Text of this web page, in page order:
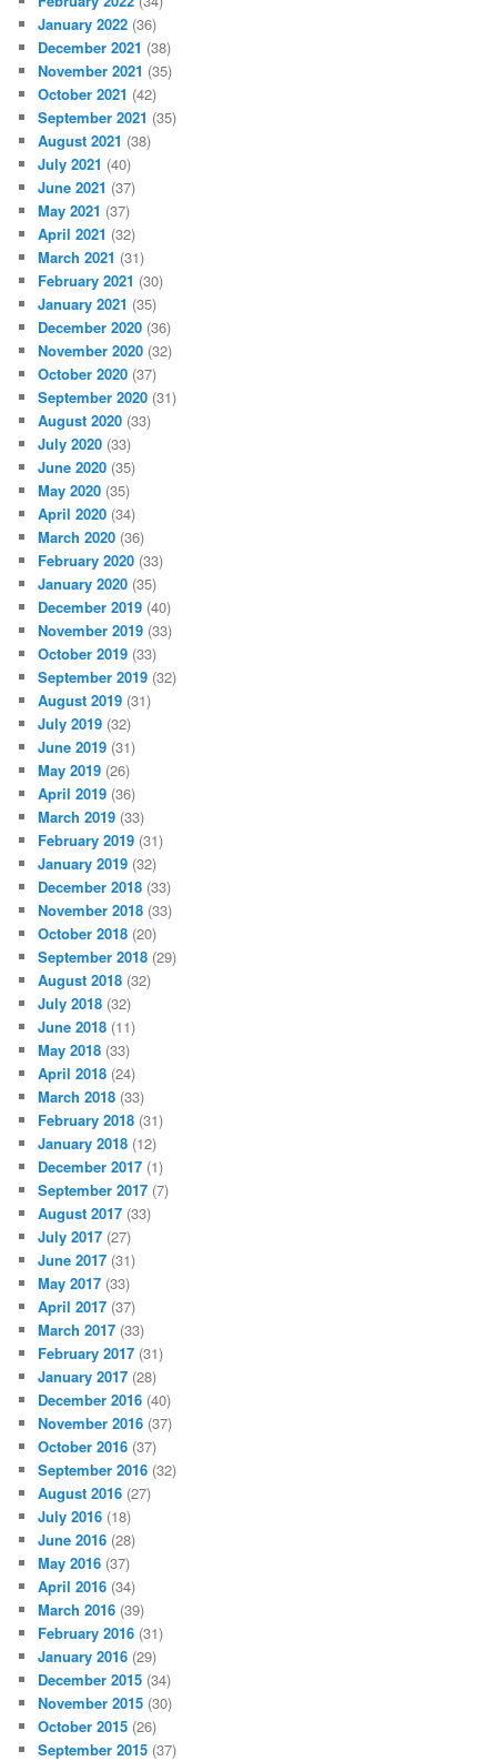
January 2022 (36)
December 2021 (38)
November 2021 (35)
October 2021 (42)
September 2021 (35)
August 2021 (38)
July 2021 (40)
June 2021 (37)
May 2021 (37)
April 2021 (32)
March 2021 (31)
February 2021 (30)
January 2021 (35)
December 2020 (36)
November 2020 (32)
October 2020 (37)
September 2020 (31)
August 2020 (33)
July 2020 (33)
June 2020 (35)
May 2020 (35)
April 2020 (34)
March 2020 (36)
February 2020 (33)
January 2020 (35)
December 2019 (40)
November 2019 (33)
October 2019 (33)
September 2019 (32)
August 2019 (31)
July 2019 (32)
June 2019 (31)
May 2019 (26)
April 2019 (36)
March 2019 (33)
February 2019 (31)
January 2019 (32)
December 2018 (33)
November 2018 (33)
October 2018 (20)
September 2018 (29)
August 2018 (32)
July 2018 (32)
June 2018 (11)
May 2018 (33)
April 2018 (24)
March 2018 (33)
February 2018 (31)
January 2018 (12)
December 2017 (1)
September 2017 (7)
August 2017 (33)
July 2017 (27)
June 2017 (31)
May 2017 (33)
April 2017 (37)
March 2017 (33)
February 2017 (31)
January 2017 (28)
December 2016 (40)
November 2016 (37)
October 2016 (37)
September 2016 (32)
August 2016 (27)
July 2016 (18)
June 2016 (28)
May 2016 (37)
April 2016 (34)
March 2016 (39)
February 2016 (31)
January 2016 (29)
December 2015 (34)
November 2015 (30)
October 2015 (26)
September 2015 (37)